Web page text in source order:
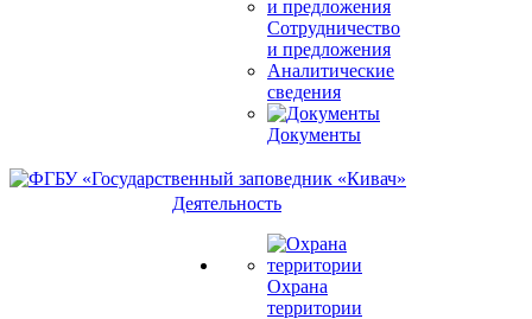
Сотрудничество
и предложения
Аналитические
сведения
Документы
Деятельность
Охрана
территории